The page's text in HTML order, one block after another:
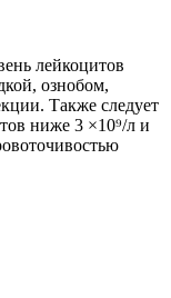
лейкоцитов
ознобом,
Также следует
ниже 3 ×10⁹/л и